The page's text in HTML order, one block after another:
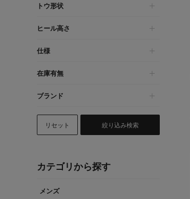
トウ形状
ヒール高さ
仕様
在庫有無
ブランド
リセット 絞り込み検索
カテゴリから探す
メンズ